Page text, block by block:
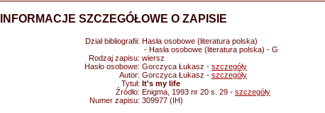
INFORMACJE SZCZEGÓŁOWE O ZAPISIE
Dział bibliografii: Hasła osobowe (literatura polska)
- Hasła osobowe (literatura polska) - G
Rodzaj zapisu: wiersz
Hasło osobowe: Gorczyca Łukasz - szczegóły
Autor: Gorczyca Łukasz - szczegóły
Tytuł: It's my life
Źródło: Enigma, 1993 nr 20 s. 29 - szczegóły
Numer zapisu: 309977 (IH)